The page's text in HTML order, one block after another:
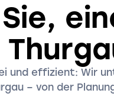
und effizient: Wir
– von der